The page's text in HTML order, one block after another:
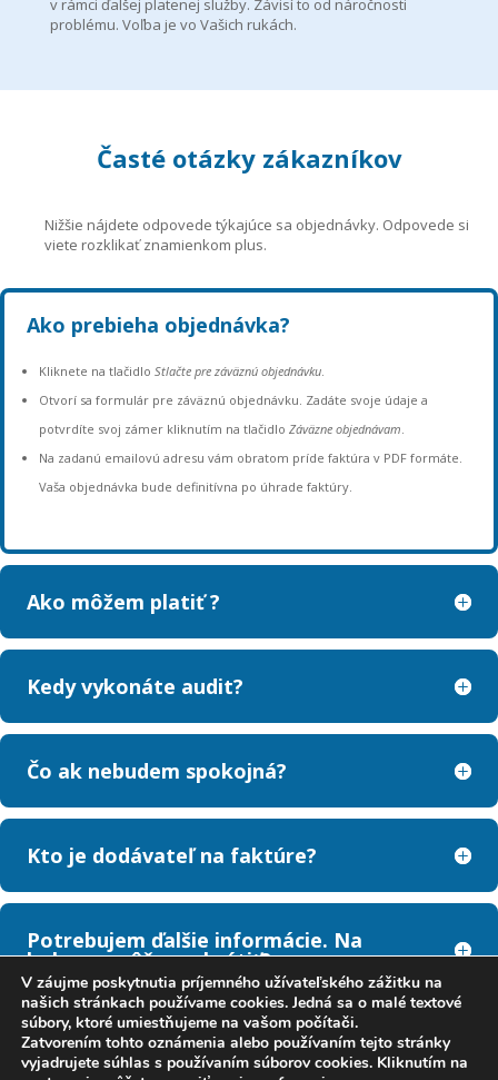
v rámci ďalšej platenej služby. Závisí to od náročnosti
problému. Voľba je vo Vašich rukách.
Časté otázky zákazníkov
Nižšie nájdete odpovede týkajúce sa objednávky. Odpovede si
viete rozklikať znamienkom plus.
Ako prebieha objednávka?
Kliknete na tlačidlo Stlačte pre záväznú objednávku
Otvorí sa formulár pre záväznú objednávku. Zadáte svoje údaje a
potvrdíte svoj zámer kliknutím na tlačidlo Záväzne objednávam
Na zadanú emailovú adresu vám obratom príde faktúra v PDF formáte.
Vaša objednávka bude definitívna po úhrade faktúry.
Ako môžem platiť ?
Kedy vykonáte audit?
Čo ak nebudem spokojná?
Kto je dodávateľ na faktúre?
Potrebujem ďalšie informácie. Na
koho sa môžem obrátiť?
V záujme poskytnutia príjemného užívateľského zážitku na
našich stránkach používame cookies. Jedná sa o malé textové
súbory, ktoré umiestňujeme na vašom počítači.
Zatvorením tohto oznámenia alebo používaním tejto stránky
vyjadrujete súhlas s používaním súborov cookies. Kliknutím na